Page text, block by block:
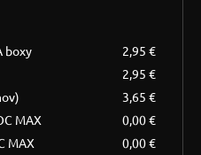
boxy
2,95 €
2,95 €
3,65 €
MAX
0,00 €
MAX
0,00 €